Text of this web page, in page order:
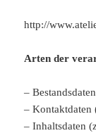
http://
Arten der
–
– Kontaktdaten
– Inhaltsdaten